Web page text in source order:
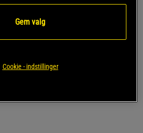
designet til at fremhæve dine naturlige
Gem valg
Cookie - indstillinger